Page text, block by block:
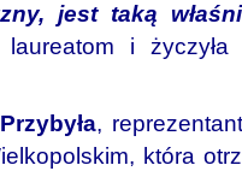
jest taką
laureatom i
,
która